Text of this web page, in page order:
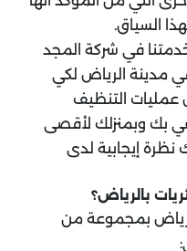
السياق.
في شركة المجد
مدينة الرياض لكي
التنظيف
بك وبمنزلك لأقصى
نظرة إيجابية لدى
بالرياض؟
بمجموعة من